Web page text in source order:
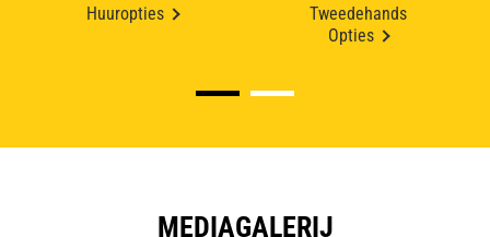
Huuropties
Tweedehands
Opties
MEDIAGALERIJ